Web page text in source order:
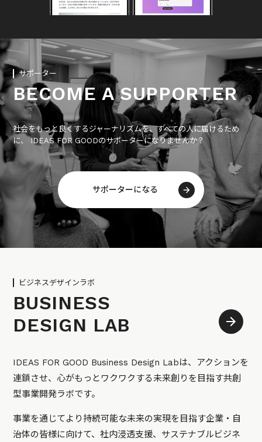
サポーター
BECOME A SUPPORTER
社会をもっと良くするジャーナリズムを、すべての人に届けるため
に、 IDEAS FOR GOODのサポーターになりませんか？
サポーターになる
ビジネスデザインラボ
BUSINESS
DESIGN LAB
IDEAS FOR GOOD Business Design Labは、アクションを
連鎖させ、心がもっとワクワクする未来創りを目指す共創
型事業開発ラボです。
事業を通じてより持続可能な未来の実現を目指す企業・自
治体の皆様に向けて、社内浸透支援、サステナブルビジネ